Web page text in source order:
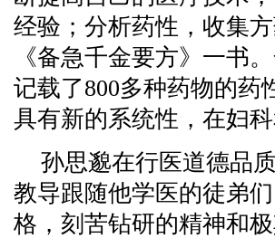
经验；分析药性，收集
《备急千金要方》一书
记载了800多种药物的药
具有新的系统性，在妇
孙思邈在行医道德品
教导跟随他学医的徒弟
格，刻苦钻研的精神和